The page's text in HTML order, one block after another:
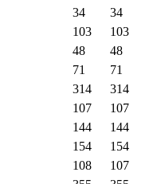
34
34
103
103
48
48
71
71
314
314
107
107
144
144
154
154
108
107